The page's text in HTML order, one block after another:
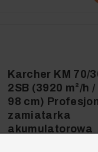
Karcher KM 70/
2SB (3920 m²/h
98 cm)
zamiatarka
akumulatorowa